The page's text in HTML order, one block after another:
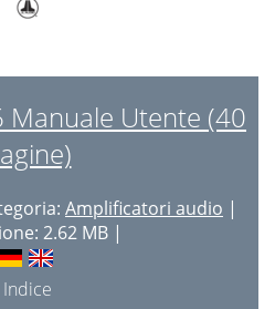
Manuale Utente (40
Amplificatori audio |
2.62 MB |
Indice